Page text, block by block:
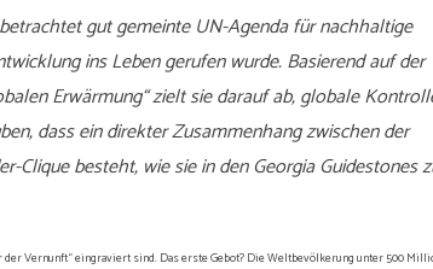
gut gemeinte UN-Agenda für nachhaltige
ins Leben gerufen wurde. Basierend auf der
Erwärmung“ zielt sie darauf ab, globale
dass ein direkter Zusammenhang zwischen der
Clique besteht, wie sie in den Georgia Guidestones
Vernunft“ eingraviert sind. Das erste Gebot? Die Weltbevölkerung unter 500